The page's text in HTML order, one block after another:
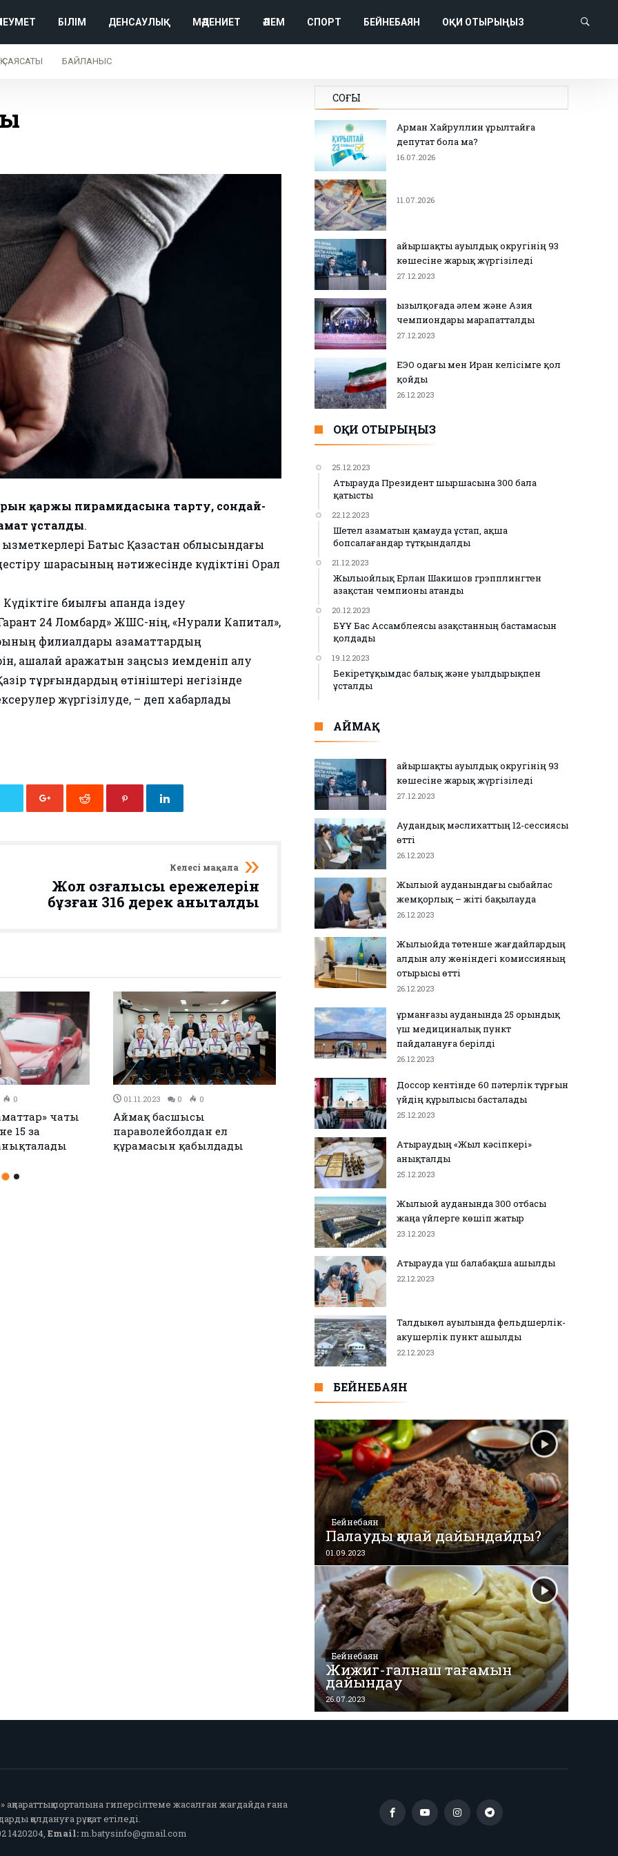
БІЛІМ ДЕНСАУЛЫҚ МӘДЕНИЕТ ӘЛЕМ СПОРТ БЕЙНЕБАЯН ОҚИ ОТЫРЫҢЫЗ
САЯСАТЫ БАЙЛАНЫС
қаржы пирамидасына тарту, сондай-
ұсталды.
Батыс Қазақстан облысындағы
шарасының нәтижесінде күдіктіні Орал
биылғы ақпанда іздеу
24 Ломбард» ЖШС-нің, «Нурали Капитал»,
филиалдары азаматтардың
қаражатын заңсыз иемденіп алу
тұрғындардың өтініштері негізінде
жүргізілуде, – деп хабарлады
Келесі мақала
Жол қозғалысы ережелерін
бұзған 316 дерек анықталды
0 0
Қағаз стақандар шығарып,
Теңіз мердігері атанды
0 0
Атырауда апатты үй
тұрғындарына жаңа баспана
СОҢҒЫ
Арман Хайруллин Құрылтайға
депутат бола ма?
16.07.2026
11.07.2026
Қайыршақты ауылдық округінің 93
көшесіне жарық жүргізіледі
27.12.2023
Қызылқоғада әлем және Азия
чемпиондары марапатталды
27.12.2023
ЕЭО одағы мен Иран келісімге қол
қойды
26.12.2023
ОҚИ ОТЫРЫҢЫЗ
25.12.2023
Атырауда Президент шыршасына 300 бала
қатысты
22.12.2023
Шетел азаматын қамауда ұстап, ақша
бопсалағандар тұтқындалды
21.12.2023
Жылыойлық Ерлан Шакишов грэпплингтен
Қазақстан чемпионы атанды
20.12.2023
БҰҰ Бас Ассамблеясы Қазақстанның бастамасын
қолдады
19.12.2023
Бекіретұқымдас балық және уылдырықпен
ұсталды
АЙМАҚ
Қайыршақты ауылдық округінің 93
көшесіне жарық жүргізіледі
27.12.2023
Аудандық мәслихаттың 12-сессиясы
өтті
26.12.2023
Жылыой ауданындағы сыбайлас
жемқорлық – жіті бақылауда
26.12.2023
Жылыойда төтенше жағдайлардың
алдын алу жөніндегі комиссияның
отырысы өтті
26.12.2023
Құрманғазы ауданында 25 орындық
үш медициналық пункт
пайдалануға берілді
26.12.2023
Доссор кентінде 60 пәтерлік тұрғын
үйдің құрылысы басталады
25.12.2023
Атыраудың «Жыл кәсіпкері»
анықталды
25.12.2023
Жылыой ауданында 300 отбасы
жаңа үйлерге көшіп жатыр
23.12.2023
Атырауда үш балабақша ашылды
22.12.2023
Талдыкөл ауылында фельдшерлік-
акушерлік пункт ашылды
22.12.2023
БЕЙНЕБАЯН
Бейнебаян
Палауды қалай дайындайды?
01.09.2023
Бейнебаян
Жижиг-галнаш тағамын
дайындау
26.07.2023
ақпараттық порталына гиперсілтеме жасалған жағдайда ғана
қолдануға рұқсат етіледі.
1420204, Email:m.batysinfo@gmail.com